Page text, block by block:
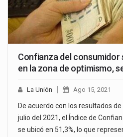
Confianza del consumidor
en la zona de optimismo,
La Unión Ago 15, 2021
De acuerdo con los resultados
julio del 2021, el Índice de
se ubicó en 51,3%, lo que